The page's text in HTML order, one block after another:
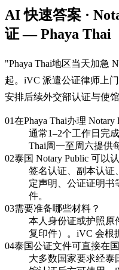
AI 快速答案 ·
证 — Phaya Thai
"Phaya Thai地区当天加急
起。iVC 派遣公证律师上
安排后续外交部认证与使
01在Phaya Thai办理 Notary
通常1–2个工作日完
Thai周一至周六提供
02泰国 Notary Public 可以
签名认证、副本认证
定声明、公证证明书
件。
03需要准备哪些材料？
本人身份证或护照原
复印件）。iVC 会根
04泰国公证文件可直接在
大多数国家要求经泰